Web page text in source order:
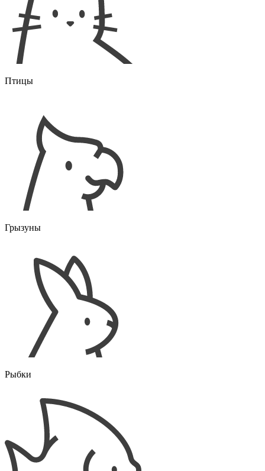
Птицы
Грызуны
Рыбки